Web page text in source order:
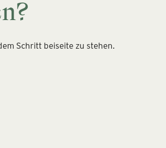
Schritt beiseite zu stehen.